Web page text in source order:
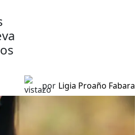
por Ligia Proaño Fabara